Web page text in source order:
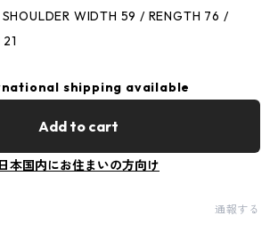
WIDTH 59 / RENGTH 76 /
shipping available
Add to cart
日本国内にお住まいの方向け
通報する